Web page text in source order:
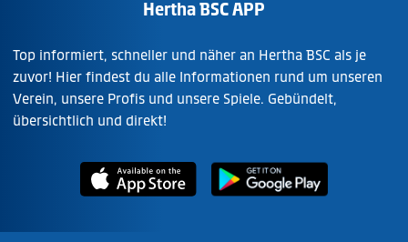
Hertha BSC APP
Top informiert, schneller und näher an Hertha BSC als je
zuvor! Hier findest du alle Informationen rund um unseren
Verein, unsere Profis und unsere Spiele. Gebündelt,
übersichtlich und direkt!